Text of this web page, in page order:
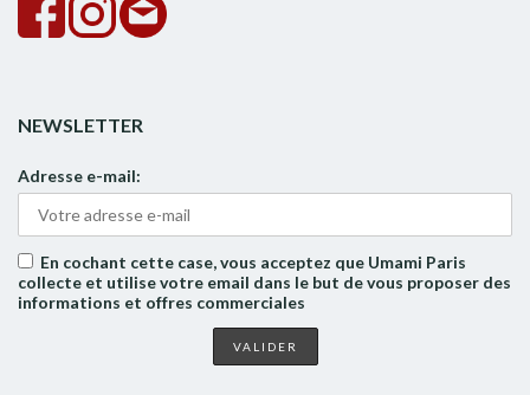
NEWSLETTER
Adresse e-mail:
En cochant cette case, vous acceptez que Umami Paris
collecte et utilise votre email dans le but de vous proposer des
informations et offres commerciales